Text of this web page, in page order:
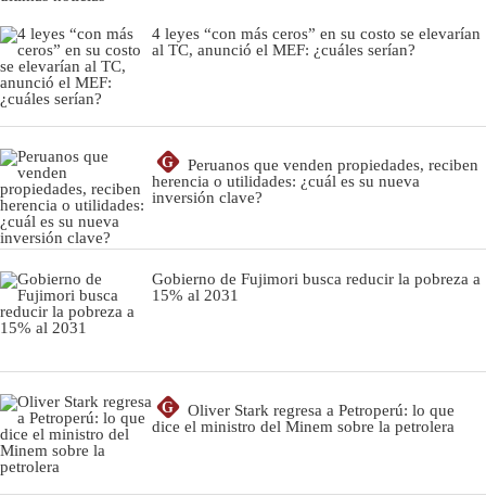
4 leyes “con más ceros” en su costo se elevarían
al TC, anunció el MEF: ¿cuáles serían?
G
Peruanos que venden propiedades, reciben
herencia o utilidades: ¿cuál es su nueva
inversión clave?
Gobierno de Fujimori busca reducir la pobreza a
15% al 2031
G
Oliver Stark regresa a Petroperú: lo que
dice el ministro del Minem sobre la petrolera